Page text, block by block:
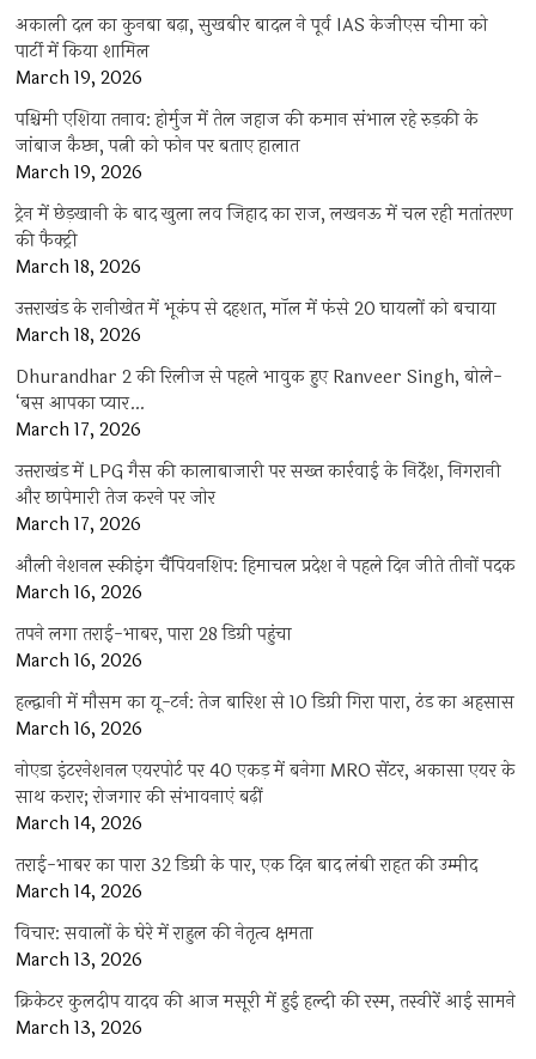
अकाली दल का कुनबा बढ़ा, सुखबीर बादल ने पूर्व IAS केजीएस चीमा को
पार्टी में किया शामिल
March 19, 2026
पश्चिमी एशिया तनाव: होर्मुज में तेल जहाज की कमान संभाल रहे रुड़की के
जांबाज कैप्टन, पत्नी को फोन पर बताए हालात
March 19, 2026
ट्रेन में छेड़खानी के बाद खुला लव जिहाद का राज, लखनऊ में चल रही मतांतरण
की फैक्ट्री
March 18, 2026
उत्तराखंड के रानीखेत में भूकंप से दहशत, मॉल में फंसे 20 घायलों को बचाया
March 18, 2026
Dhurandhar 2 की रिलीज से पहले भावुक हुए Ranveer Singh, बोले-
‘बस आपका प्यार…
March 17, 2026
उत्तराखंड में LPG गैस की कालाबाजारी पर सख्त कार्रवाई के निर्देश, निगरानी
और छापेमारी तेज करने पर जोर
March 17, 2026
औली नेशनल स्कीइंग चैंपियनशिप: हिमाचल प्रदेश ने पहले दिन जीते तीनों पदक
March 16, 2026
तपने लगा तराई-भाबर, पारा 28 डिग्री पहुंचा
March 16, 2026
हल्द्वानी में मौसम का यू-टर्न: तेज बारिश से 10 डिग्री गिरा पारा, ठंड का अहसास
March 16, 2026
नोएडा इंटरनेशनल एयरपोर्ट पर 40 एकड़ में बनेगा MRO सेंटर, अकासा एयर के
साथ करार; रोजगार की संभावनाएं बढ़ीं
March 14, 2026
तराई-भाबर का पारा 32 डिग्री के पार, एक दिन बाद लंबी राहत की उम्मीद
March 14, 2026
विचार: सवालों के घेरे में राहुल की नेतृत्व क्षमता
March 13, 2026
क्रिकेटर कुलदीप यादव की आज मसूरी में हुई हल्दी की रस्म, तस्वीरें आई सामने
March 13, 2026